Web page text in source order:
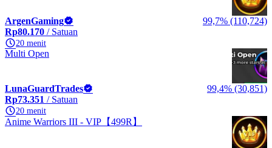
ArgenGaming
99,7% (110,724)
Rp80.170 / Satuan
20 menit
Multi Open
LunaGuardTrades
99,4% (30,851)
Rp73.351 / Satuan
20 menit
Anime Warriors III - VIP【499R】